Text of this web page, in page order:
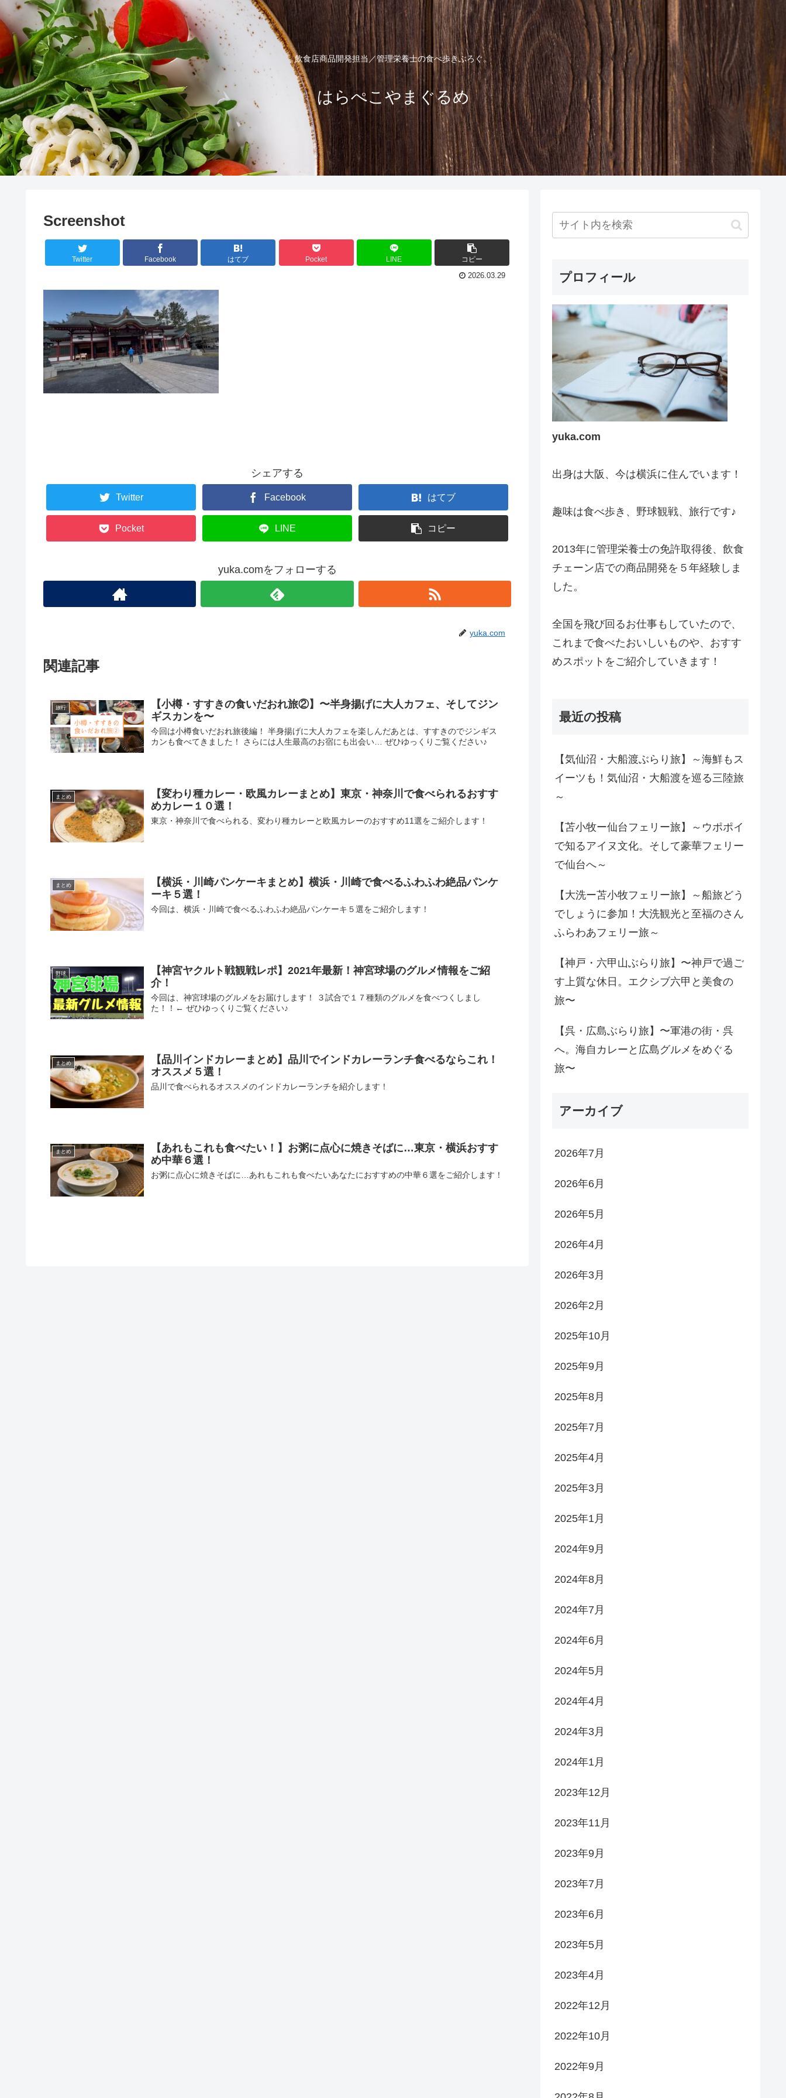
飲食店商品開発担当／管理栄養士の食べ歩きぶろぐ。
はらぺこやまぐるめ
Screenshot
Twitter Facebook はてブ Pocket LINE コピー
2026.03.29
シェアする
Twitter Facebook はてブ
Pocket LINE コピー
yuka.comをフォローする
yuka.com
関連記事
旅行
【小樽・すすきの食いだおれ旅②】〜半身揚げに大人カフェ、そしてジン
ギスカンを〜
今回は小樽食いだおれ旅後編！ 半身揚げに大人カフェを楽しんだあとは、すすきのでジンギス
カンも食べてきました！ さらには人生最高のお宿にも出会い… ぜひゆっくりご覧ください♪
まとめ
【変わり種カレー・欧風カレーまとめ】東京・神奈川で食べられるおすす
めカレー１０選！
東京・神奈川で食べられる、変わり種カレーと欧風カレーのおすすめ11選をご紹介します！
まとめ
【横浜・川崎パンケーキまとめ】横浜・川崎で食べるふわふわ絶品パンケ
ーキ５選！
今回は、横浜・川崎で食べるふわふわ絶品パンケーキ５選をご紹介します！
野球
【神宮ヤクルト戦観戦レポ】2021年最新！神宮球場のグルメ情報をご紹
介！
今回は、神宮球場のグルメをお届けします！ ３試合で１７種類のグルメを食べつくしまし
た！！← ぜひゆっくりご覧ください♪
まとめ
【品川インドカレーまとめ】品川でインドカレーランチ食べるならこれ！
オススメ５選！
品川で食べられるオススメのインドカレーランチを紹介します！
まとめ
【あれもこれも食べたい！】お粥に点心に焼きそばに…東京・横浜おすす
め中華６選！
お粥に点心に焼きそばに…あれもこれも食べたいあなたにおすすめの中華６選をご紹介します！
プロフィール
yuka.com
出身は大阪、今は横浜に住んでいます！
趣味は食べ歩き、野球観戦、旅行です♪
2013年に管理栄養士の免許取得後、飲食
チェーン店での商品開発を５年経験しま
した。
全国を飛び回るお仕事もしていたので、
これまで食べたおいしいものや、おすす
めスポットをご紹介していきます！
最近の投稿
【気仙沼・大船渡ぶらり旅】～海鮮もス
イーツも！気仙沼・大船渡を巡る三陸旅
～
【苫小牧ー仙台フェリー旅】～ウポポイ
で知るアイヌ文化。そして豪華フェリー
で仙台へ～
【大洗ー苫小牧フェリー旅】～船旅どう
でしょうに参加！大洗観光と至福のさん
ふらわあフェリー旅～
【神戸・六甲山ぶらり旅】〜神戸で過ご
す上質な休日。エクシブ六甲と美食の
旅〜
【呉・広島ぶらり旅】〜軍港の街・呉
へ。海自カレーと広島グルメをめぐる
旅〜
アーカイブ
2026年7月
2026年6月
2026年5月
2026年4月
2026年3月
2026年2月
2025年10月
2025年9月
2025年8月
2025年7月
2025年4月
2025年3月
2025年1月
2024年9月
2024年8月
2024年7月
2024年6月
2024年5月
2024年4月
2024年3月
2024年1月
2023年12月
2023年11月
2023年9月
2023年7月
2023年6月
2023年5月
2023年4月
2022年12月
2022年10月
2022年9月